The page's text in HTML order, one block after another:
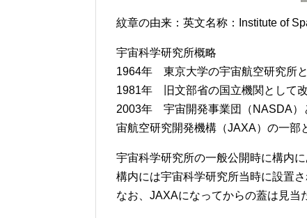
紋章の由来：英文名称：Institute of
宇宙科学研究所概略
1964年 東京大学の宇宙航空研究所と
1981年 旧文部省の国立機関として改
2003年 宇宙開発事業団（NASDA）
宙航空研究開発機構（JAXA）の一部
宇宙科学研究所の一般公開時に構内に
構内には宇宙科学研究所当時に設置
なお、JAXAになってからの蓋は見当